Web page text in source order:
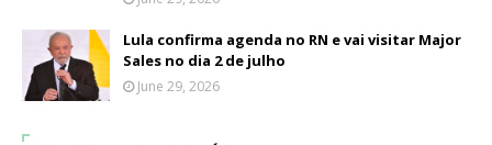
Lula confirma agenda no RN e vai visitar Major
Sales no dia 2 de julho
June 29, 2026